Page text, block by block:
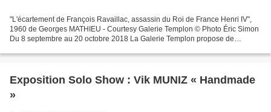
"L'écartement de François Ravaillac, assassin du Roi de France Henri IV",
1960 de Georges MATHIEU - Courtesy Galerie Templon © Photo Éric Simon
Du 8 septembre au 20 octobre 2018 La Galerie Templon propose de
Exposition Solo Show : Vik MUNIZ « Handmade
»